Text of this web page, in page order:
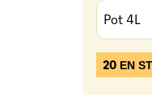
Pot 4L
20 EN